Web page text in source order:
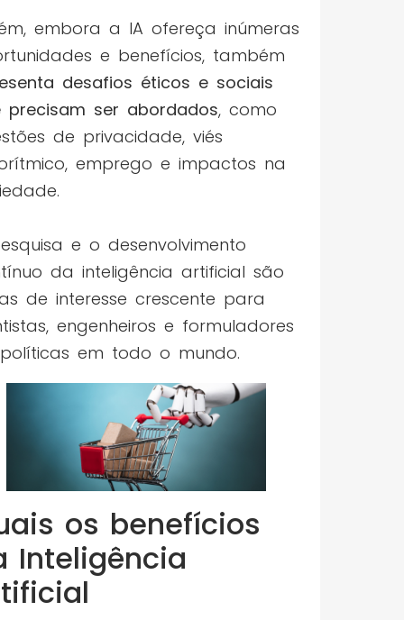
embora a IA ofereça inúmeras
e benefícios, também
desafios éticos e sociais
precisam ser abordados, como
de privacidade, viés
emprego e impactos na
e o desenvolvimento
da inteligência artificial são
de interesse crescente para
engenheiros e formuladores
em todo o mundo.
os benefícios
Inteligência